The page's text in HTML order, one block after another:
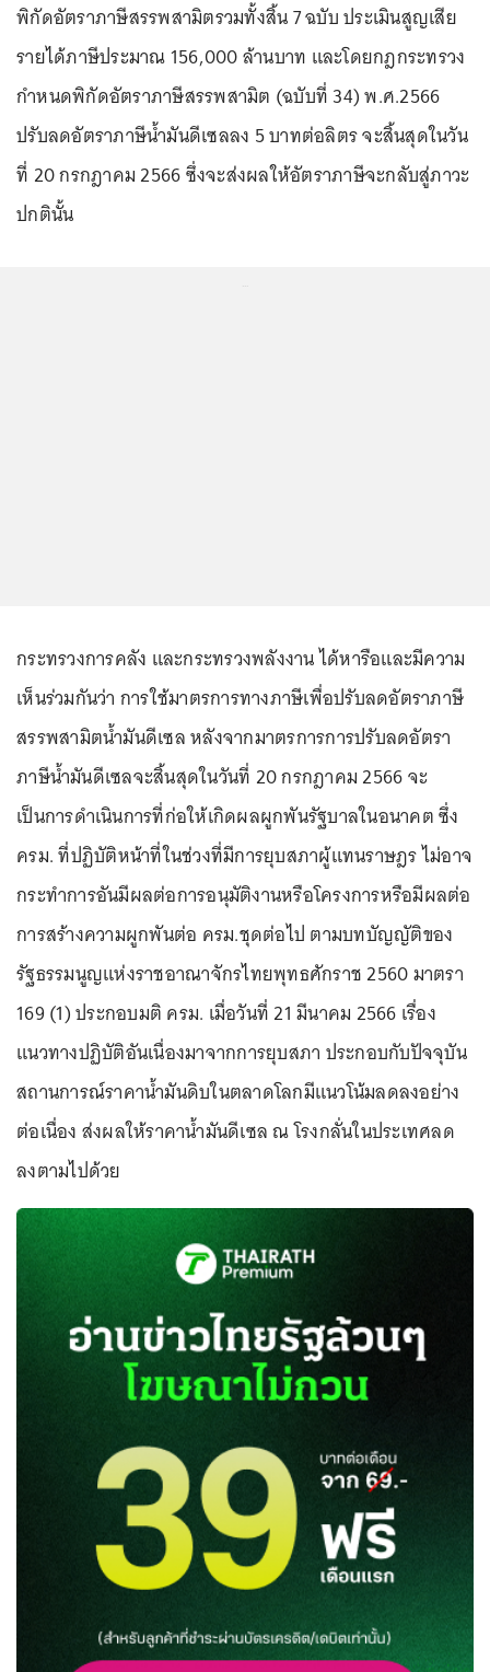
พิกัดอัตราภาษีสรรพสามิตรวมทั้งสิ้น 7 ฉบับ ประเมินสูญเสีย
รายได้ภาษีประมาณ 156,000 ล้านบาท และโดยกฎกระทรวง
กำหนดพิกัดอัตราภาษีสรรพสามิต (ฉบับที่ 34) พ.ศ.2566
ปรับลดอัตราภาษีน้ำมันดีเซลลง 5 บาทต่อลิตร จะสิ้นสุดในวัน
ที่ 20 กรกฎาคม 2566 ซึ่งจะส่งผลให้อัตราภาษีจะกลับสู่ภาวะ
ปกตินั้น
กระทรวงการคลัง และกระทรวงพลังงาน ได้หารือและมีความ
เห็นร่วมกันว่า การใช้มาตรการทางภาษีเพื่อปรับลดอัตราภาษี
สรรพสามิตน้ำมันดีเซล หลังจากมาตรการการปรับลดอัตรา
ภาษีน้ำมันดีเซลจะสิ้นสุดในวันที่ 20 กรกฎาคม 2566 จะ
เป็นการดำเนินการที่ก่อให้เกิดผลผูกพันรัฐบาลในอนาคต ซึ่ง
ครม. ที่ปฏิบัติหน้าที่ในช่วงที่มีการยุบสภาผู้แทนราษฎร ไม่อาจ
กระทำการอันมีผลต่อการอนุมัติงานหรือโครงการหรือมีผลต่อ
การสร้างความผูกพันต่อ ครม.ชุดต่อไป ตามบทบัญญัติของ
รัฐธรรมนูญแห่งราชอาณาจักรไทยพุทธศักราช 2560 มาตรา
169 (1) ประกอบมติ ครม. เมื่อวันที่ 21 มีนาคม 2566 เรื่อง
แนวทางปฏิบัติอันเนื่องมาจากการยุบสภา ประกอบกับปัจจุบัน
สถานการณ์ราคาน้ำมันดิบในตลาดโลกมีแนวโน้มลดลงอย่าง
ต่อเนื่อง ส่งผลให้ราคาน้ำมันดีเซล ณ โรงกลั่นในประเทศลด
ลงตามไปด้วย